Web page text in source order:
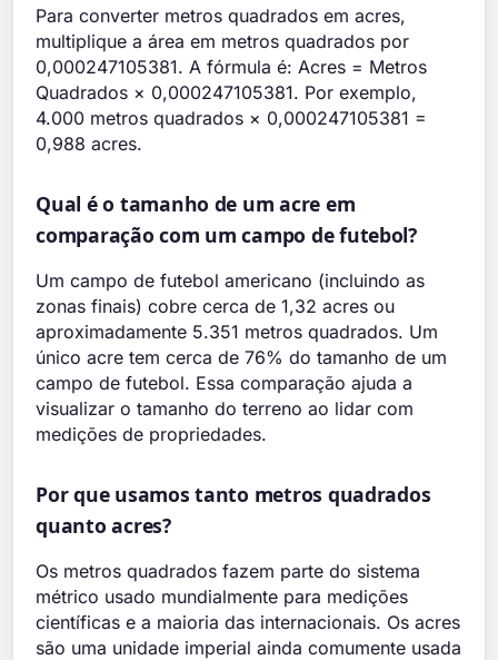
Para converter metros quadrados em acres,
multiplique a área em metros quadrados por
0,000247105381. A fórmula é: Acres = Metros
Quadrados × 0,000247105381. Por exemplo,
4.000 metros quadrados × 0,000247105381 =
0,988 acres.
Qual é o tamanho de um acre em
comparação com um campo de futebol?
Um campo de futebol americano (incluindo as
zonas finais) cobre cerca de 1,32 acres ou
aproximadamente 5.351 metros quadrados. Um
único acre tem cerca de 76% do tamanho de um
campo de futebol. Essa comparação ajuda a
visualizar o tamanho do terreno ao lidar com
medições de propriedades.
Por que usamos tanto metros quadrados
quanto acres?
Os metros quadrados fazem parte do sistema
métrico usado mundialmente para medições
científicas e a maioria das internacionais. Os acres
são uma unidade imperial ainda comumente usada